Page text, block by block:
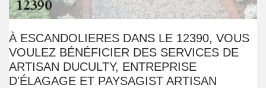
À ESCANDOLIERES DANS LE 12390, VOUS
VOULEZ BÉNÉFICIER DES SERVICES DE
ARTISAN DUCULTY, ENTREPRISE
D'ÉLAGAGE ET PAYSAGIST ARTISAN